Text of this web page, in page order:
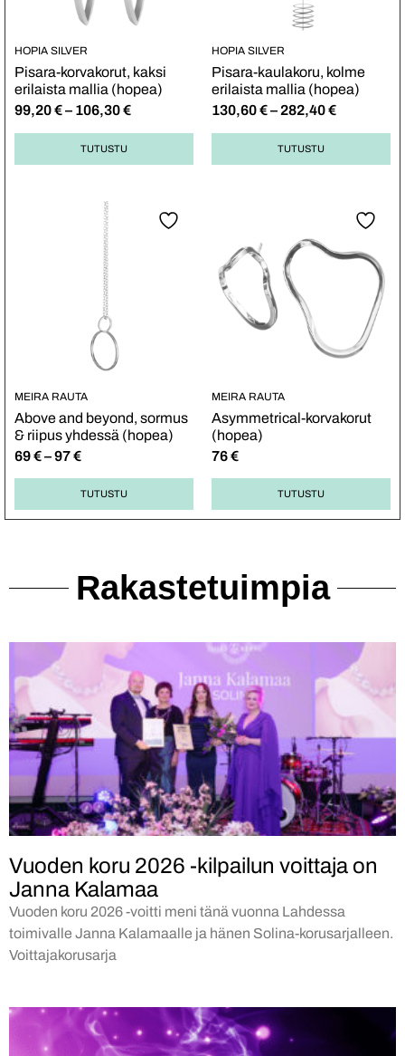
HOPIA SILVER
Pisara-korvakorut, kaksi
erilaista mallia (hopea)
99,20€– 106,30€
TUTUSTU
HOPIA SILVER
Pisara-kaulakoru, kolme
erilaista mallia (hopea)
130,60€– 282,40€
TUTUSTU
MEIRA RAUTA
Above and beyond, sormus
& riipus yhdessä (hopea)
69€–97€
TUTUSTU
MEIRA RAUTA
Asymmetrical-korvakorut
(hopea)
76€
TUTUSTU
Rakastetuimpia
Vuoden koru 2026 -kilpailun voittaja on
Janna Kalamaa
Vuoden koru 2026 -voitti meni tänä vuonna Lahdessa
toimivalle Janna Kalamaalle ja hänen Solina-korusarjalleen.
Voittajakorusarja